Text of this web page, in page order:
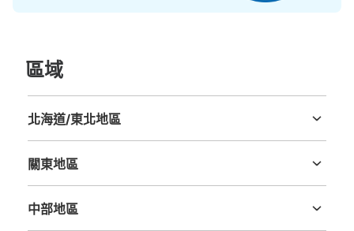
區域
北海道/東北地區
關東地區
中部地區